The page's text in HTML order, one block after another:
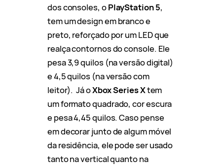
dos consoles, oPlayStation 5,
tem um design em branco e
preto, reforçado por um LED que
realça contornos do console. Ele
pesa 3,9 quilos (na versão digital)
e 4,5 quilos (na versão com
leitor). Já oXbox Series Xtem
um formato quadrado, cor escura
e pesa 4,45 quilos. Caso pense
em decorar junto de algum móvel
da residência, ele pode ser usado
tanto na vertical quanto na